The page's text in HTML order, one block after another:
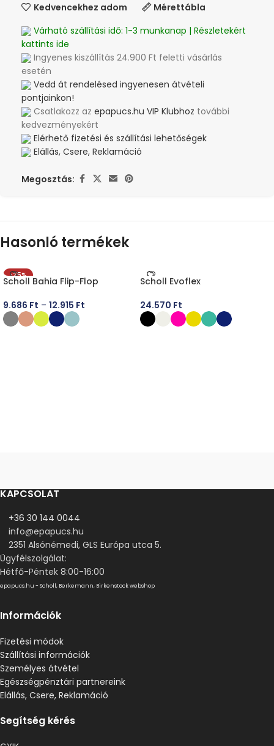
Kedvencekhez adom
Mérettábla
Várható szállítási idő: 1-3 munkanap | Részletekért
kattints ide
Ingyenes kiszállítás 24.900 Ft feletti vásárlás
esetén
Vedd át rendelésed ingyenesen átvételi
pontjainkon!
Csatlakozz az epapucs.hu VIP Klubhoz további
kedvezményekért
Elérhető fizetési és szállítási lehetőségek
Elállás, Csere, Reklamáció
Megosztás:
Hasonló termékek
-25%
Scholl Bahia Flip-Flop
9.686 Ft – 12.915 Ft
Scholl Evoflex
24.570 Ft
KAPCSOLAT
+36 30 144 0044
info@epapucs.hu
2351 Alsónémedi, GLS Európa utca 5.
Ügyfélszolgálat:
Hétfő-Péntek 8:00-16:00
epapucs.hu - Scholl, Berkemann, Birkenstock webshop
Információk
Fizetési módok
Szállítási információk
Személyes átvétel
Egészségpénztári partnereink
Elállás, Csere, Reklamáció
Segítség kérés